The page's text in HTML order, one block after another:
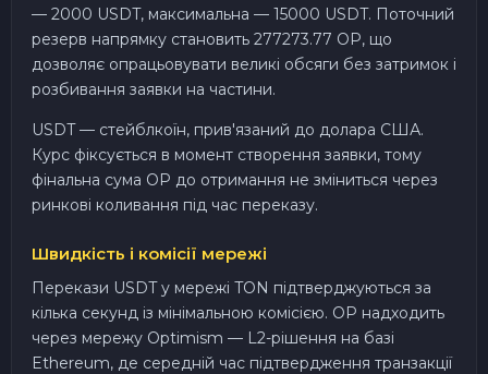
— 2000 USDT, максимальна — 15000 USDT. Поточний
резерв напрямку становить 277273.77 OP, що
дозволяє опрацьовувати великі обсяги без затримок і
розбивання заявки на частини.
USDT — стейблкоїн, прив'язаний до долара США.
Курс фіксується в момент створення заявки, тому
фінальна сума OP до отримання не зміниться через
ринкові коливання під час переказу.
Швидкість і комісії мережі
Перекази USDT у мережі TON підтверджуються за
кілька секунд із мінімальною комісією. OP надходить
через мережу Optimism — L2-рішення на базі
Ethereum, де середній час підтвердження транзакції